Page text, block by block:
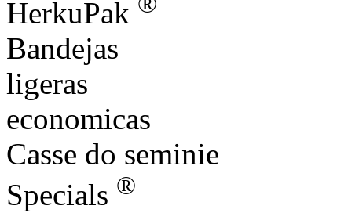
HerkuPak
Bandejas
ligeras
economicas
Casse do seminie
Specials ®